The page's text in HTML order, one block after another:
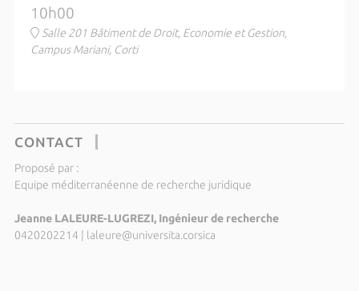
10h00
Salle 201 Bâtiment de Droit, Economie et Gestion,
Campus Mariani, Corti
CONTACT
Proposé par :
Equipe méditerranéenne de recherche juridique
Jeanne LALEURE-LUGREZI, Ingénieur de recherche
0420202214
laleure@universita.corsica